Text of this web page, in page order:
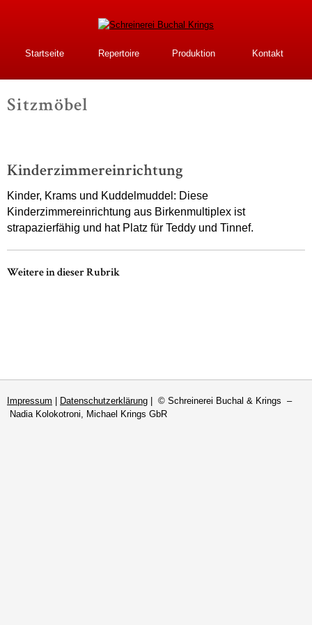
zum
Schreinerei Buchal
Krings
Startseite Repertoire Produktion Kontakt
Sitzmöbel
Kinderzimmereinrichtung
Kinder, Krams und Kuddelmuddel: Diese
Kinderzimmereinrichtung aus Birkenmultiplex ist
strapazierfähig und hat Platz für Teddy und Tinnef.
Weitere in dieser Rubrik
Impressum Datenschutzerklärung | © Schreinerei Buchal & Krings –
Nadia Kolokotroni, Michael Krings GbR